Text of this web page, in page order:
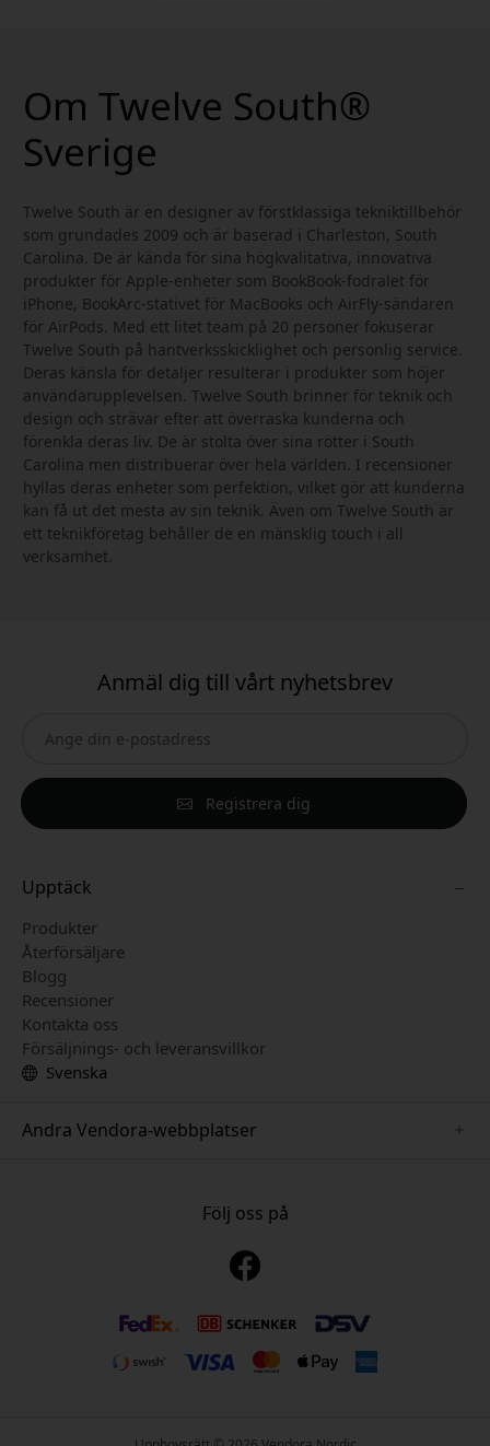
Om Twelve South®
Sverige
Twelve South är en designer av förstklassiga tekniktillbehör
som grundades 2009 och är baserad i Charleston, South
Carolina. De är kända för sina högkvalitativa, innovativa
produkter för Apple-enheter som BookBook-fodralet för
iPhone, BookArc-stativet för MacBooks och AirFly-sändaren
för AirPods. Med ett litet team på 20 personer fokuserar
Twelve South på hantverksskicklighet och personlig service.
Deras känsla för detaljer resulterar i produkter som höjer
användarupplevelsen. Twelve South brinner för teknik och
design och strävar efter att överraska kunderna och
förenkla deras liv. De är stolta över sina rötter i South
Carolina men distribuerar över hela världen. I recensioner
hyllas deras enheter som perfektion, vilket gör att kunderna
kan få ut det mesta av sin teknik. Även om Twelve South är
ett teknikföretag behåller de en mänsklig touch i all
verksamhet.
Anmäl dig till vårt nyhetsbrev
Registrera dig
Upptäck
Produkter
Återförsäljare
Blogg
Recensioner
Kontakta oss
Försäljnings- och leveransvillkor
Svenska
Andra Vendora-webbplatser
www.pipetto.se
Följ oss på